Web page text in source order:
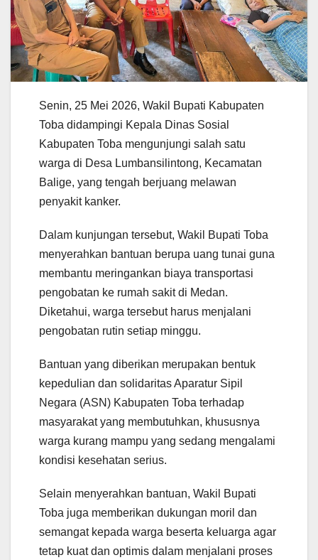
Senin, 25 Mei 2026, Wakil Bupati Kabupaten
Toba didampingi Kepala Dinas Sosial
Kabupaten Toba mengunjungi salah satu
warga di Desa Lumbansilintong, Kecamatan
Balige, yang tengah berjuang melawan
penyakit kanker.
Dalam kunjungan tersebut, Wakil Bupati Toba
menyerahkan bantuan berupa uang tunai guna
membantu meringankan biaya transportasi
pengobatan ke rumah sakit di Medan.
Diketahui, warga tersebut harus menjalani
pengobatan rutin setiap minggu.
Bantuan yang diberikan merupakan bentuk
kepedulian dan solidaritas Aparatur Sipil
Negara (ASN) Kabupaten Toba terhadap
masyarakat yang membutuhkan, khususnya
warga kurang mampu yang sedang mengalami
kondisi kesehatan serius.
Selain menyerahkan bantuan, Wakil Bupati
Toba juga memberikan dukungan moril dan
semangat kepada warga beserta keluarga agar
tetap kuat dan optimis dalam menjalani proses